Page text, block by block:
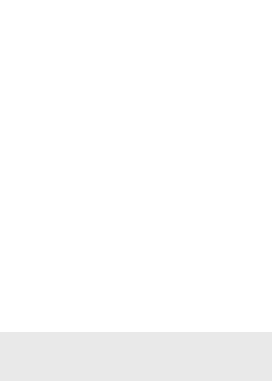
kişinin teşekkürü beni